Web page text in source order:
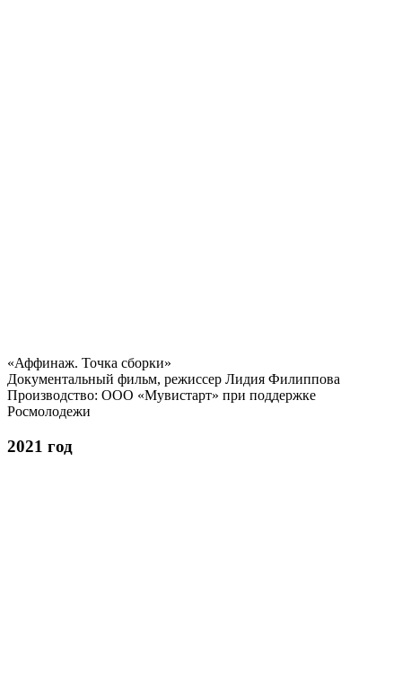
«Аффинаж. Точка сборки»
Документальный фильм, режиссер Лидия Филиппова
Производство: ООО «Мувистарт» при поддержке
Росмолодежи
2021 год